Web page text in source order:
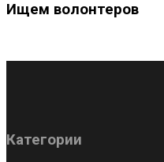
Ищем волонтеров
Категории